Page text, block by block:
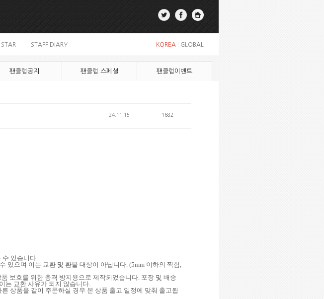
STAFF DIARY KOREA GLOBAL
팬클럽공지 팬클럽 스페셜 팬클럽이벤트
24.11.15 1682
수 있습니다.
있으며 이는 교환 및 환불 대상이 아닙니다. (5mm 이하의 찍힘 ,
품 보호를 위한 충격 방지용으로 제작되었습니다. 포장 및 배송
이는 교환 사유가 되지 않습니다.
른 상품을 같이 주문하실 경우 본 상품 출고 일정에 맞춰 출고됩